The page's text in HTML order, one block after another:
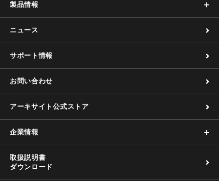
製品情報
ニュース
サポート情報
お問い合わせ
アーキサイト公式ストア
企業情報
取扱説明書
ダウンロード